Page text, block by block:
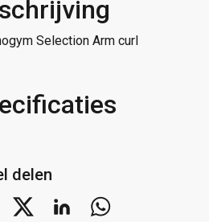
Selection Arm curl
delen